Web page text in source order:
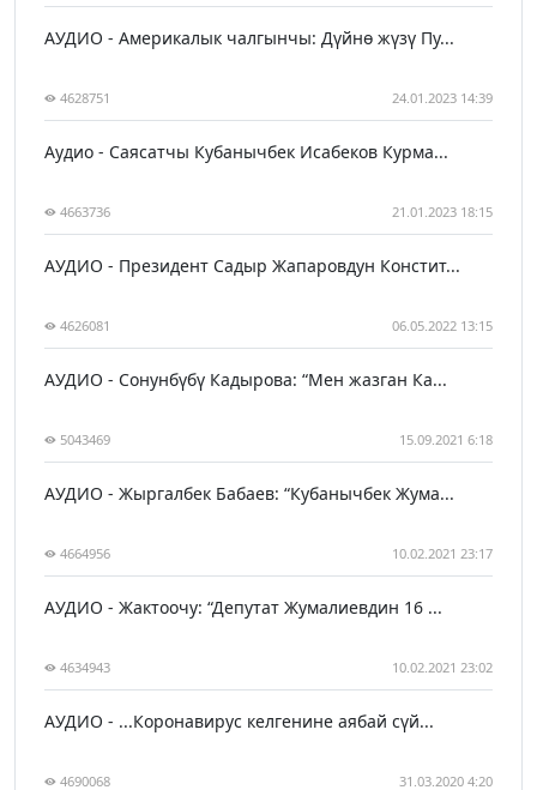
АУДИО - Америкалык чалгынчы: Дүйнө жүзү Пу...
4628751 24.01.2023 14:39
Аудио - Саясатчы Кубанычбек Исабеков Курма...
4663736 21.01.2023 18:15
АУДИО - Президент Садыр Жапаровдун Констит...
4626081 06.05.2022 13:15
АУДИО - Сонунбүбү Кадырова: “Мен жазган Ка...
5043469 15.09.2021 6:18
АУДИО - Жыргалбек Бабаев: “Кубанычбек Жума...
4664956 10.02.2021 23:17
АУДИО - Жактоочу: “Депутат Жумалиевдин 16 ...
4634943 10.02.2021 23:02
АУДИО - ...Коронавирус келгенине аябай сүй...
4690068 31.03.2020 4:20